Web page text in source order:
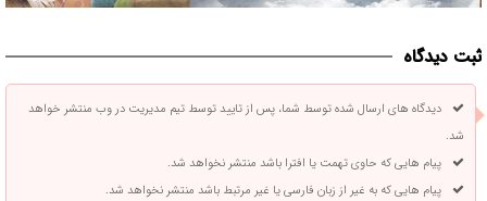
ثبت دیدگاه
دیدگاه های ارسال شده توسط شما، پس از تایید توسط تیم مدیریت در وب منتشر خواهد
شد.
پیام هایی که حاوی تهمت یا افترا باشد منتشر نخواهد شد.
پیام هایی که به غیر از زبان فارسی یا غیر مرتبط باشد منتشر نخواهد شد.